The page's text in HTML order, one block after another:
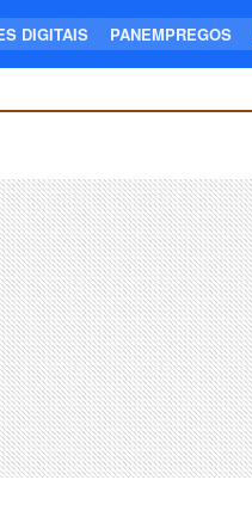
DIGITAIS PANEMPREGOS